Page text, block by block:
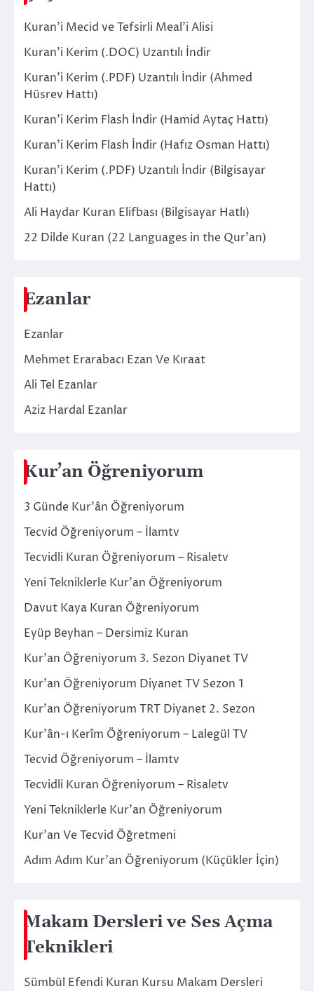
Kuran’i Mecid ve Tefsirli Meal’i Alisi
Kuran’i Kerim (.DOC) Uzantılı İndir
Kuran’i Kerim (.PDF) Uzantılı İndir (Ahmed
Hüsrev Hattı)
Kuran’i Kerim Flash İndir (Hamid Aytaç Hattı)
Kuran’i Kerim Flash İndir (Hafız Osman Hattı)
Kuran’i Kerim (.PDF) Uzantılı İndir (Bilgisayar
Hattı)
Ali Haydar Kuran Elifbası (Bilgisayar Hatlı)
22 Dilde Kuran (22 Languages in the Qur’an)
Ezanlar
Ezanlar
Mehmet Erarabacı Ezan Ve Kıraat
Ali Tel Ezanlar
Aziz Hardal Ezanlar
Kur’an Öğreniyorum
3 Günde Kur’ân Öğreniyorum
Tecvid Öğreniyorum – İlamtv
Tecvidli Kuran Öğreniyorum – Risaletv
Yeni Tekniklerle Kur’an Öğreniyorum
Davut Kaya Kuran Öğreniyorum
Eyüp Beyhan – Dersimiz Kuran
Kur’an Öğreniyorum 3. Sezon Diyanet TV
Kur’an Öğreniyorum Diyanet TV Sezon 1
Kur’an Öğreniyorum TRT Diyanet 2. Sezon
Kur’ân-ı Kerîm Öğreniyorum – Lalegül TV
Tecvid Öğreniyorum – İlamtv
Tecvidli Kuran Öğreniyorum – Risaletv
Yeni Tekniklerle Kur’an Öğreniyorum
Kur’an Ve Tecvid Öğretmeni
Adım Adım Kur’an Öğreniyorum (Küçükler İçin)
Makam Dersleri ve Ses Açma
Teknikleri
Sümbül Efendi Kuran Kursu Makam Dersleri